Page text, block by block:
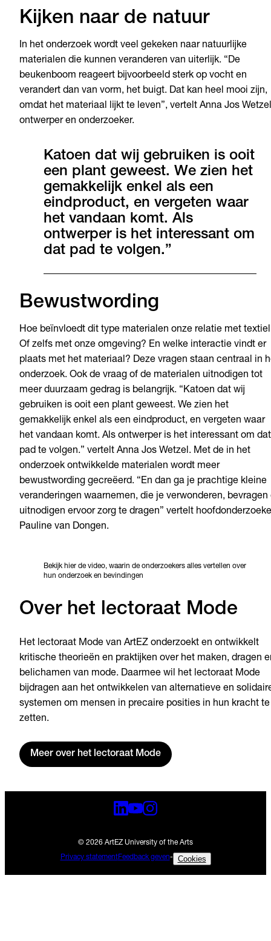
Kijken naar de natuur
In het onderzoek wordt veel gekeken naar natuurlijke
materialen die kunnen veranderen van uiterlijk. “De
beukenboom reageert bijvoorbeeld sterk op vocht en
verandert dan van vorm, het buigt. Dat kan heel mooi zijn,
omdat het materiaal lijkt te leven”, vertelt Anna Jos
ontwerper en onderzoeker.
Katoen dat wij gebruiken is ooit
een plant geweest. We zien het
gemakkelijk enkel als een
eindproduct, en vergeten waar
het vandaan komt. Als
ontwerper is het interessant om
dat pad te volgen.”
Bewustwording
Hoe beïnvloedt dit type materialen onze relatie met
Of zelfs met onze omgeving? En welke interactie vindt er
plaats met het materiaal? Deze vragen staan centraal in
onderzoek. Ook de vraag of de materialen uitnodigen tot
meer duurzaam gedrag is belangrijk. “Katoen dat wij
gebruiken is ooit een plant geweest. We zien het
gemakkelijk enkel als een eindproduct, en vergeten waar
het vandaan komt. Als ontwerper is het interessant om dat
pad te volgen.” vertelt Anna Jos Wetzel. Met de in het
onderzoek ontwikkelde materialen wordt meer
bewustwording gecreëerd. “En dan ga je prachtige kleine
veranderingen waarnemen, die je verwonderen, bevragen
uitnodigen ervoor zorg te dragen” vertelt
Pauline van Dongen.
Bekijk hier de video, waarin de onderzoekers alles vertellen over
hun onderzoek en bevindingen
Over het lectoraat Mode
Het lectoraat Mode van ArtEZ onderzoekt en ontwikkelt
kritische theorieën en praktijken over het maken, dragen
belichamen van mode. Daarmee wil het lectoraat Mode
bijdragen aan het ontwikkelen van alternatieve en
systemen om mensen in precaire posities in hun kracht te
zetten.
Meer over het lectoraat Mode
© 2026 ArtEZ University of the Arts
Privacy statementFeedback geven- Cookies